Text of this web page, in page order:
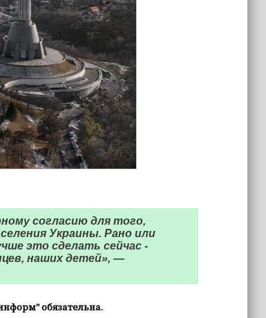
согласию для того,
Украины. Рано или
это сделать сейчас -
наших детей», —
обязательна.